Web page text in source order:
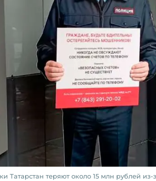
Татарстан теряют около 15 млн рублей